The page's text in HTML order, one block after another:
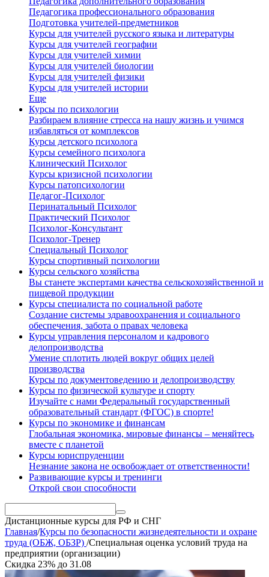
Педагогика профессионального образования
Подготовка учителей-предметников
Курсы для учителей русского языка и литературы
Курсы для учителей географии
Курсы для учителей химии
Курсы для учителей биологии
Курсы для учителей физики
Курсы для учителей истории
Еще
Курсы по психологии
Разбираем влияние стресса на нашу жизнь и учимся
избавляться от комплексов
Курсы детского психолога
Курсы семейного психолога
Клинический Психолог
Курсы кризисной психологии
Курсы патопсихологии
Педагог-Психолог
Перинатальный Психолог
Практический Психолог
Психолог-Консультант
Психолог-Тренер
Специальный Психолог
Курсы спортивный психологии
Курсы сельского хозяйства
Вы станете экспертами качества сельскохозяйственной и
пищевой продукции
Курсы специалиста по социальной работе
Создание системы здравоохранения и социального
обеспечения, забота о правах человека
Курсы управления персоналом и кадрового
делопроизводства
Умение сплотить людей вокруг общих целей
производства
Курсы по документоведению и делопроизводству
Курсы по физической культуре и спорту
Изучайте с нами Федеральный государственный
образовательный стандарт (ФГОС) в спорте!
Курсы по экономике и финансам
Глобальная экономика, мировые финансы – меняйтесь
вместе с планетой
Курсы юриспруденции
Незнание закона не освобождает от ответственности!
Развивающие курсы и тренинги
Открой свои способности
Дистанционные курсы для РФ и СНГ
Главная/Курсы по безопасности жизнедеятельности и охране
труда (ОБЖ, ОБЗР) /Специальная оценка условий труда на
предприятии (организации)
Скидка 23% до 31.08